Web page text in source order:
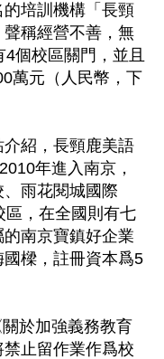
培訓機構「長頸
稱經營不善，無
個校區關門，並且
萬元（人民幣，下
紹，長頸鹿美語
年進入南京，
雨花閱城國際
區，在全國則有七
南京寶鎮好企業
樑，註冊資本爲5
於加強義務教育
止留作業作爲校